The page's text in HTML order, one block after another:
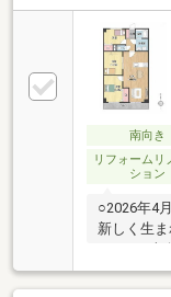
南向き
リフォームリ
ション
○2026年4
新しく生
く、二人
ある洋室